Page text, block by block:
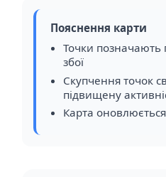
Пояснення карти
Точки позначають
збої
Скупчення точок
підвищену
Карта